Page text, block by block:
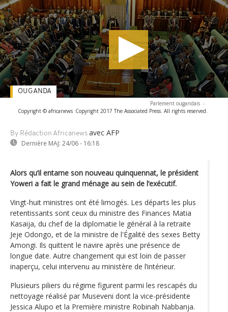
Parlement ougandais -
Copyright © africanews Copyright 2017 The Associated Press. All rights reserved.
By Rédaction Africanews avec AFP
Dernière MAJ: 24/06 - 16:18
OUGANDA
Alors qu’il entame son nouveau quinquennat, le président
Yoweri a fait le grand ménage au sein de l’exécutif.
Vingt-huit ministres ont été limogés. Les départs les plus
retentissants sont ceux du ministre des Finances Matia
Kasaija, du chef de la diplomatie le général à la retraite
Jeje Odongo, et de la ministre de l'Égalité des sexes Betty
Amongi. Ils quittent le navire après une présence de
longue date. Autre changement qui est loin de passer
inaperçu, celui intervenu au ministère de l’intérieur.
Plusieurs piliers du régime figurent parmi les rescapés du
nettoyage réalisé par Museveni dont la vice-présidente
Jessica Alupo et la Première ministre Robinah Nabbanja.